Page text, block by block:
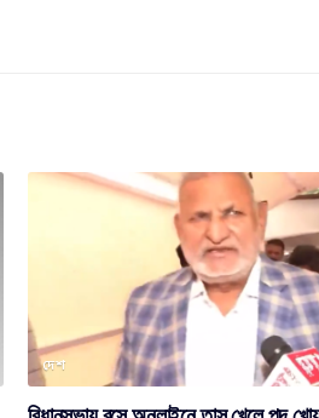
দেশ